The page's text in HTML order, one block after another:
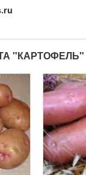
"КАРТОФЕЛЬ"